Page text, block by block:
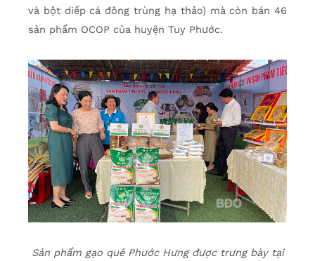
và bột diếp cá đông trùng hạ thảo) mà còn bán 46
sản phẩm OCOP của huyện Tuy Phước.
Sản phẩm gạo quê Phước Hưng được trưng bày tại